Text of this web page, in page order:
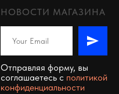
НОВОСТИ МАГАЗИНА
Отправляя форму, вы
соглашаетесь c политикой
конфиденциальности